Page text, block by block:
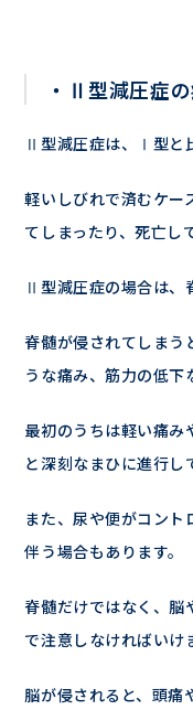
・Ⅱ型減圧症
Ⅱ型減圧症は、Ⅰ型と
軽いしびれで済むケー
てしまったり、死亡し
Ⅱ型減圧症の場合は、
脊髄が侵されてしまう
うな痛み、筋力の低下
最初のうちは軽い痛み
と深刻なまひに進行し
また、尿や便がコント
伴う場合もあります。
脊髄だけではなく、脳
で注意しなければいけ
脳が侵されると、頭痛